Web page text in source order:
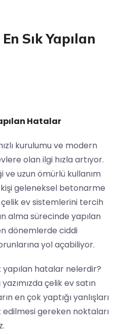
Sık Yapılan
Hatalar
kurulumu ve modern
olan ilgi hızla artıyor.
uzun ömürlü kullanım
geleneksel betonarme
ev sistemlerini tercih
alma sürecinde yapılan
dönemlerde ciddi
yol açabiliyor.
yapılan hatalar nelerdir?
çelik ev satın
en çok yaptığı yanlışları
gereken noktaları